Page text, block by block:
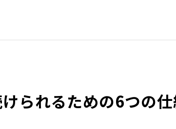
られるための6つの